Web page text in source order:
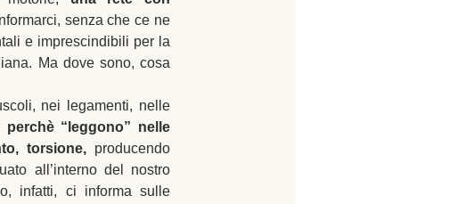
senza che ce ne
e imprescindibili per la
Ma dove sono, cosa
nei legamenti, nelle
perchè “leggono” nelle
torsione, producendo
all’interno del nostro
infatti, ci informa sulle